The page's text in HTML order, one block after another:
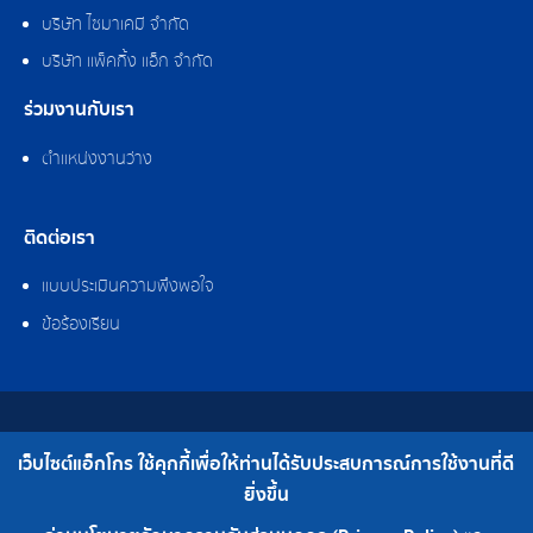
บริษัท ไซมาเคมี จำกัด
บริษัท แพ็คกิ้ง แอ็ก จำกัด
ร่วมงานกับเรา
ตำแหน่งงานว่าง
ติดต่อเรา
แบบประเมินความพึงพอใจ
ข้อร้องเรียน
สงวนลิขสิทธิ์ © 2562 บริษัท แอ็กโกร (ประเทศไทย) จำกัด
เบอร์โทร : 0-2308-2102 | โทรสาร : 0-2308-2487
เว็บไซต์แอ็กโกร ใช้คุกกี้เพื่อให้ท่านได้รับประสบการณ์การใช้งานที่ดี
ยิ่งขึ้น